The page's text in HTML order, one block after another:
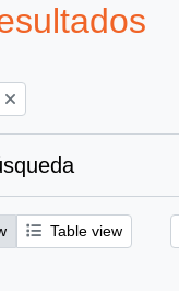
Table view